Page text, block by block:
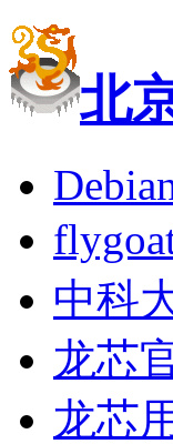
北
中科
龙芯
龙芯